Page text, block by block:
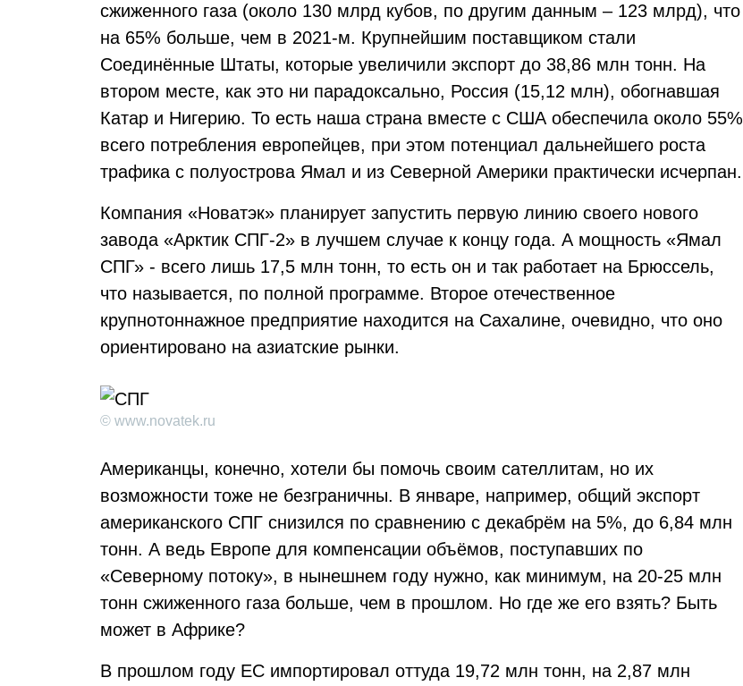
сжиженного газа (около 130 млрд кубов, по другим данным – 123 млрд), что
на 65% больше, чем в 2021-м. Крупнейшим поставщиком стали
Соединённые Штаты, которые увеличили экспорт до 38,86 млн тонн. На
втором месте, как это ни парадоксально, Россия (15,12 млн), обогнавшая
Катар и Нигерию. То есть наша страна вместе с США обеспечила около 55%
всего потребления европейцев, при этом потенциал дальнейшего роста
трафика с полуострова Ямал и из Северной Америки практически исчерпан.
Компания «Новатэк» планирует запустить первую линию своего нового
завода «Арктик СПГ-2» в лучшем случае к концу года. А мощность «Ямал
СПГ» - всего лишь 17,5 млн тонн, то есть он и так работает на Брюссель,
что называется, по полной программе. Второе отечественное
крупнотоннажное предприятие находится на Сахалине, очевидно, что оно
ориентировано на азиатские рынки.
© www.novatek.ru
Американцы, конечно, хотели бы помочь своим сателлитам, но их
возможности тоже не безграничны. В январе, например, общий экспорт
американского СПГ снизился по сравнению с декабрём на 5%, до 6,84 млн
тонн. А ведь Европе для компенсации объёмов, поступавших по
«Северному потоку», в нынешнем году нужно, как минимум, на 20-25 млн
тонн сжиженного газа больше, чем в прошлом. Но где же его взять? Быть
может в Африке?
В прошлом году ЕС импортировал оттуда 19,72 млн тонн, на 2,87 млн